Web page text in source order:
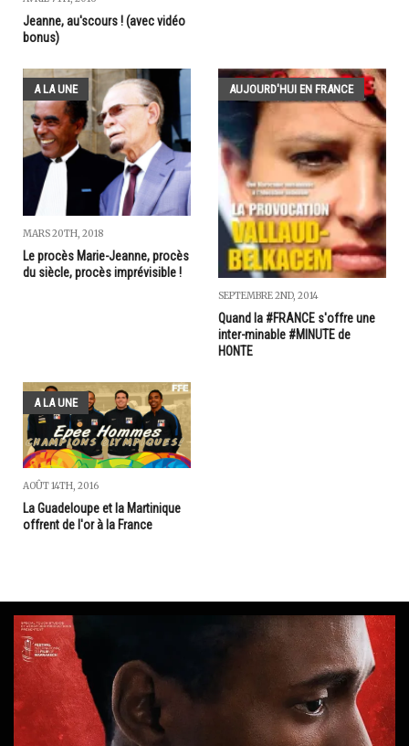
Jeanne, au'scours ! (avec vidéo
bonus)
A LA UNE
MARS 20TH, 2018
Le procès Marie-Jeanne, procès
du siècle, procès imprévisible !
AUJOURD'HUI EN FRANCE
SEPTEMBRE 2ND, 2014
Quand la #FRANCE s'offre une
inter-minable #MINUTE de
HONTE
A LA UNE
AOÛT 14TH, 2016
La Guadeloupe et la Martinique
offrent de l'or à la France